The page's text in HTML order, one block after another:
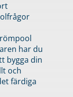
har du
bygga din
och
färdiga